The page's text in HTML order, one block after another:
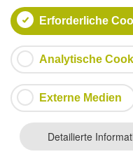
Im Stadtteilladen
Entwicklungen im
in
Erforderliche
Analytische
Externe Medien
Detailierte